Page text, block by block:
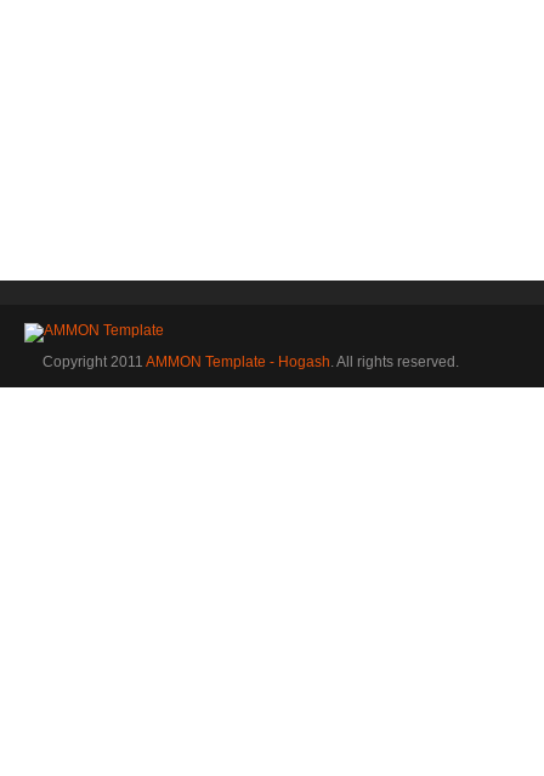
Copyright 2011 AMMON Template - Hogash. All rights reserved.